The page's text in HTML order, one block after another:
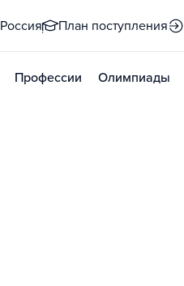
Россия План поступления
Профессии Олимпиады